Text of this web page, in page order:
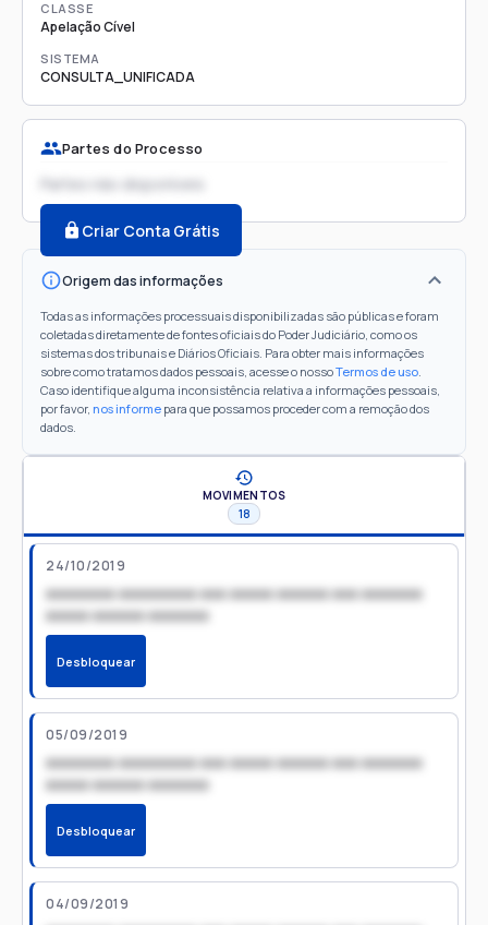
CLASSE
Apelação Cível
SISTEMA
CONSULTA_UNIFICADA
Partes do Processo
Partes não disponíveis
Criar Conta Grátis
Origem das informações
Todas as informações processuais disponibilizadas são públicas e foram
coletadas diretamente de fontes oficiais do Poder Judiciário, como os
sistemas dos tribunais e Diários Oficiais. Para obter mais informações
sobre como tratamos dados pessoais, acesse o nossoTermos de uso.
Caso identifique alguma inconsistência relativa a informações pessoais,
por favor, nos informe para que possamos proceder com a remoção dos
dados.
MOVIMENTOS
18
24/10/2019
xxxxxxxx xxxxxxxxx xxx xxxxx xxxxxx xxx xxxxxxx
xxxxx xxxxxx xxxxxxx
Desbloquear
05/09/2019
xxxxxxxx xxxxxxxxx xxx xxxxx xxxxxx xxx xxxxxxx
xxxxx xxxxxx xxxxxxx
Desbloquear
04/09/2019